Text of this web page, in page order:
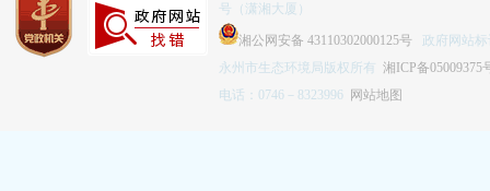
号（潇湘大厦）
湘公网安备 43110302000125号 政府网站标
永州市生态环境局版权所有 湘ICP备05009375
电话：0746－8323996 网站地图